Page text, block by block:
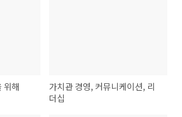
위해
가치관 경영, 커뮤니케이션, 리
더십